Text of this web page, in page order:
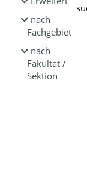
nach
Fachgebiet
nach
Fakultät /
Sektion